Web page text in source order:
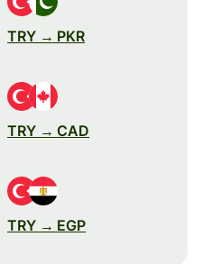
TRY → PKR
TRY → CAD
TRY → EGP